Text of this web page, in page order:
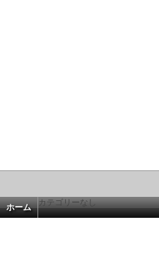
ホーム カテゴリーなし